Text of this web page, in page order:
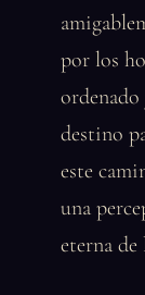
por los
destino
este
una
eterna de